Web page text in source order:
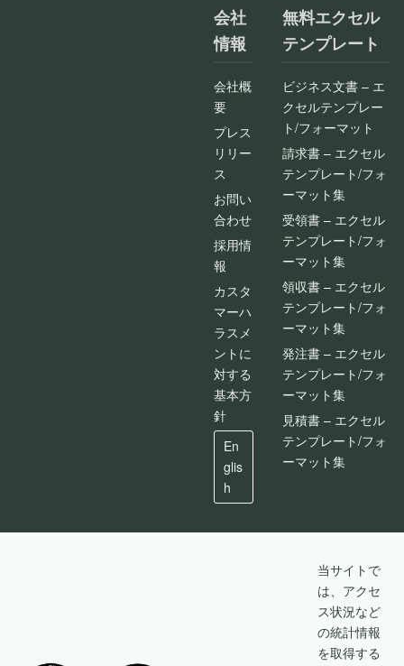
会社
情報
会社概
要
プレス
リリー
ス
お問い
合わせ
採用情
報
カスタ
マーハ
ラスメ
ントに
対する
基本方
針
En
glis
h
無料エクセル
テンプレート
ビジネス文書 – エ
クセルテンプレー
ト/フォーマット
請求書 – エクセル
テンプレート/フォ
ーマット集
受領書 – エクセル
テンプレート/フォ
ーマット集
領収書 – エクセル
テンプレート/フォ
ーマット集
発注書 – エクセル
テンプレート/フォ
ーマット集
見積書 – エクセル
テンプレート/フォ
ーマット集
当サイトで
は、アクセ
ス状況など
の統計情報
を取得する